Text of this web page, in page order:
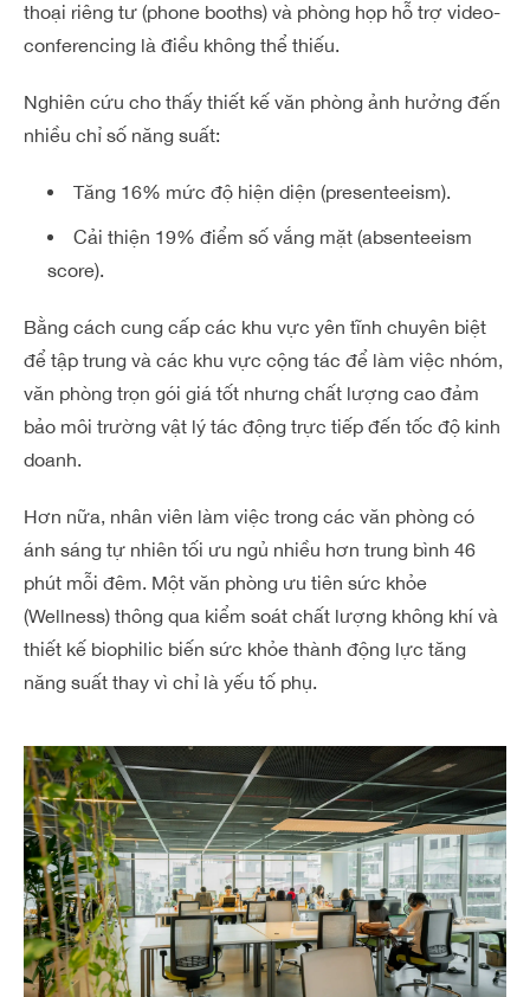
thoại riêng tư (phone booths) và phòng họp hỗ trợ video-
conferencing là điều không thể thiếu.
Nghiên cứu cho thấy thiết kế văn phòng ảnh hưởng đến
nhiều chỉ số năng suất:
Tăng 16% mức độ hiện diện (presenteeism).
Cải thiện 19% điểm số vắng mặt (absenteeism
score).
Bằng cách cung cấp các khu vực yên tĩnh chuyên biệt
để tập trung và các khu vực cộng tác để làm việc nhóm,
văn phòng trọn gói giá tốt nhưng chất lượng cao đảm
bảo môi trường vật lý tác động trực tiếp đến tốc độ kinh
doanh.
Hơn nữa, nhân viên làm việc trong các văn phòng có
ánh sáng tự nhiên tối ưu ngủ nhiều hơn trung bình 46
phút mỗi đêm. Một văn phòng ưu tiên sức khỏe
(Wellness) thông qua kiểm soát chất lượng không khí và
thiết kế biophilic biến sức khỏe thành động lực tăng
năng suất thay vì chỉ là yếu tố phụ.